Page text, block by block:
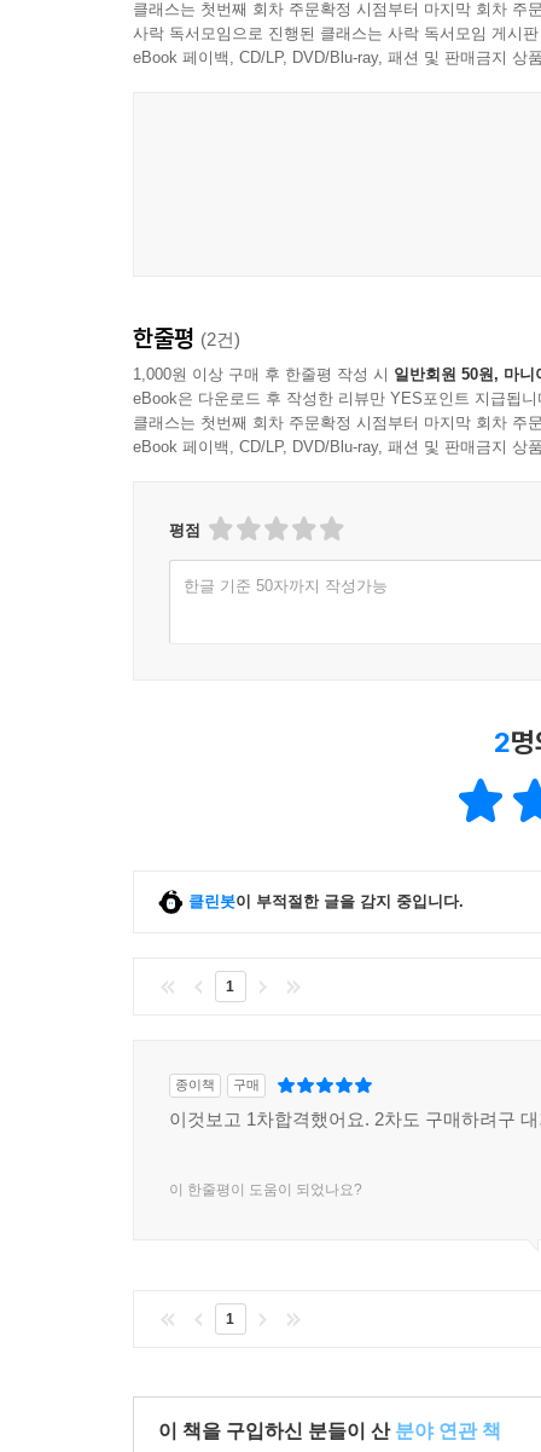
3. 오답은 피하고 정답은 찾아내는 [문제풀이가 빨
[공인중개사 1위 해커스] 한경 비즈니스 선정
클래스는 첫번째 회차 주문확정 시점부터 마지막 회차 주
사락 독서모임으로 진행된 클래스는 사락 독서모임 게시
eBook 페이백, CD/LP, DVD/Blu-ray, 패션 및 판매금지 상
한줄평 (2건)
1,000원 이상 구매 후 한줄평 작성 시 일반회원 50원, 마니
eBook은 다운로드 후 작성한 리뷰만 YES포인트 지급됩니
클래스는 첫번째 회차 주문확정 시점부터 마지막 회차 주
eBook 페이백, CD/LP, DVD/Blu-ray, 패션 및 판매금지 상
평점
한글 기준 50자까지 작성가능
2
클린봇이 부적절한 글을 감지 중입니다.
1
종이책 구매
이것보고 1차합격했어요. 2차도 구매하려구
이 한줄평이 도움이 되었나요?
1
이 책을 구입하신 분들이 산 분야 연관 책